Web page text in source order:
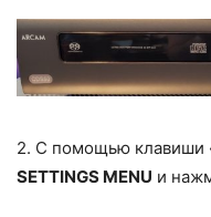
2. С помощью клавиши
SETTINGS MENU и